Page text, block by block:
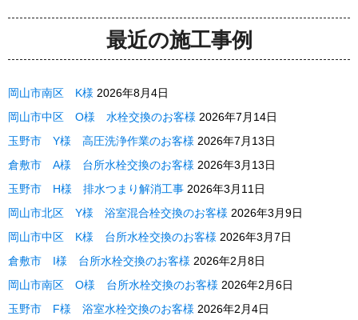
最近の施工事例
岡山市南区 K様 2026年8月4日
岡山市中区 O様 水栓交換のお客様 2026年7月14日
玉野市 Y様 高圧洗浄作業のお客様 2026年7月13日
倉敷市 A様 台所水栓交換のお客様 2026年3月13日
玉野市 H様 排水つまり解消工事 2026年3月11日
岡山市北区 Y様 浴室混合栓交換のお客様 2026年3月9日
岡山市中区 K様 台所水栓交換のお客様 2026年3月7日
倉敷市 I様 台所水栓交換のお客様 2026年2月8日
岡山市南区 O様 台所水栓交換のお客様 2026年2月6日
玉野市 F様 浴室水栓交換のお客様 2026年2月4日